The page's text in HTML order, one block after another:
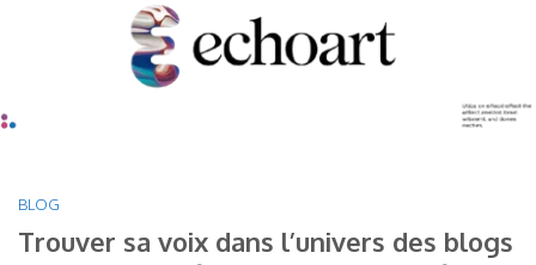
BLOG
Trouver sa voix dans l’univers des blogs